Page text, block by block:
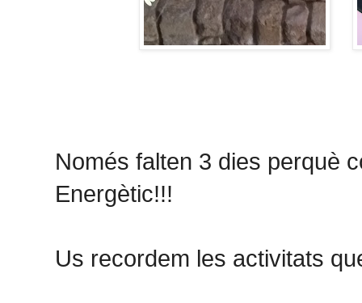
Només falten 3 dies perquè
Energètic!!!
Us recordem les activitats